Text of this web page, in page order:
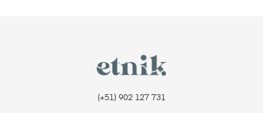
(+51) 902 127 731‬